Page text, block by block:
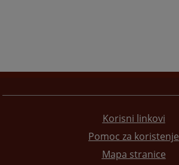
Korisni linkovi
Pomoc za koristenje
Mapa stranice